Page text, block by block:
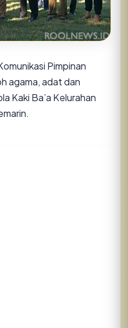
Pimpinan
agama, adat dan
Kaki Ba’a Kelurahan